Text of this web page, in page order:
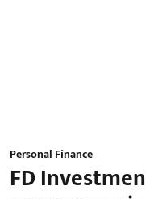
Personal Finance
FD